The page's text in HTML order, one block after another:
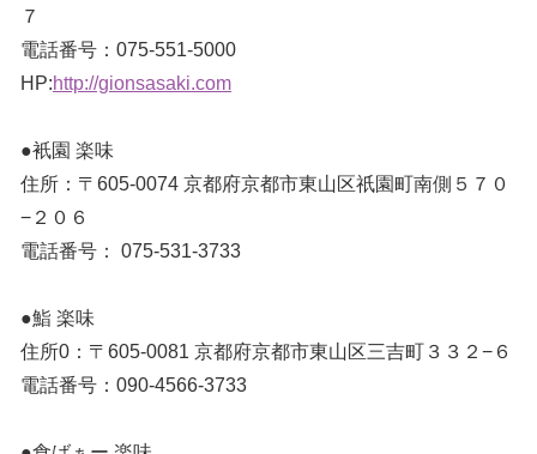
７
電話番号：075-551-5000
HP:http://gionsasaki.com
●衹園 楽味
住所：〒605-0074 京都府京都市東山区祇園町南側５７０
−２０６
電話番号： 075-531-3733
●鮨 楽味
住所0：〒605-0081 京都府京都市東山区三吉町３３２−６
電話番号：090-4566-3733